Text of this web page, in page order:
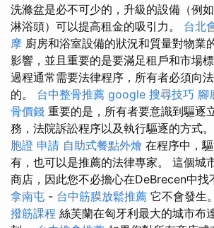
洗滌盆是必不可少的，升級的設備（例
淋浴頭）可以提高租金的吸引力。 台北
摩 廚房和浴室設備的狀況和質量對物業
影響，並且重要的是要滿足租戶和市場
過程通常需要法律程序，所有者必須向
的。 台中整骨推薦 google 搜尋技巧 腳
骨價錢 重要的是，所有者要意識到驅逐
務，法院訴訟程序以及執行驅逐的方式。
胞證 申請 自助式餐點外燴 在程序中，
有，也可以是推薦的法律專家。 這個城
商店，因此您不必擔心在DeBrecen中找
拿南屯 - 台中筋膜放鬆推薦 它不會發生。
撥筋課程 絲芙蘭在匈牙利最大的城市布